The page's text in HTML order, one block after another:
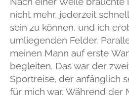
nicht mehr, jederzeit
sein zu können, und ich
umliegenden Felder.
meinen Mann auf erste
begleiten. Das war der
Sportreise, der anfänglich
für mich war. Während der